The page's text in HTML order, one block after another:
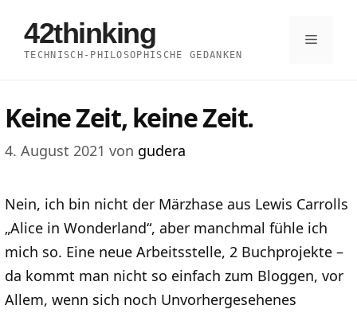
Inhalt
springen
42thinking
TECHNISCH-PHILOSOPHISCHE GEDANKEN
Menü
Keine Zeit, keine Zeit.
4. August 2021 von gudera
Nein, ich bin nicht der Märzhase aus Lewis Carrolls
„Alice in Wonderland“, aber manchmal fühle ich
mich so. Eine neue Arbeitsstelle, 2 Buchprojekte –
da kommt man nicht so einfach zum Bloggen, vor
Allem, wenn sich noch Unvorhergesehenes